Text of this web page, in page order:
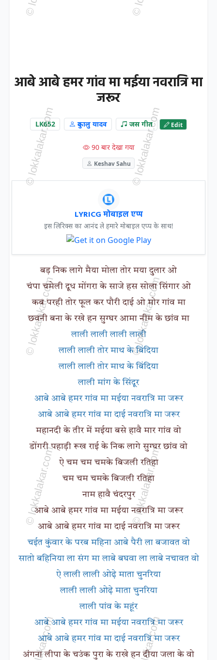
आबे आबे हमर गांव मा मईया नवरात्रि मा
जरूर
LK652 दुकालु यादव जस गीत Edit
90 बार देखा गया
Keshav Sahu
LYRICG मोबाइल एप्प
इस लिरिक्स का आनंद ले हमारे मोबाइल एप्प के साथ!
बड़ निक लागे मैया मोला तोर मया दुलार ओ
चंपा चमेली दूध मोंगरा के साजे हस सोला सिंगार ओ
कब परही तोर फूल कर पौरी दाई ओ मोर गांव मा
छवनी बना के रखे हन सुग्घर आमा नीम के छांव मा
लाली लाली लाली लाली
लाली लाली तोर माथ के बिंदिया
लाली लाली तोर माथ के बिंदिया
लाली मांग के सिंदूर
आबे आबे हमर गांव मा मईया नवरात्रि मा जरूर
आबे आबे हमर गांव मा दाई नवरात्रि मा जरूर
महानदी के तीर में मईया बसे हावै मार गांव वो
डोंगरी पहाड़ी रूख राई के निक लागे सुग्घर छांव वो
ऐ चम चम चमके बिजली रतिहा
चम चम चमके बिजली रतिहा
नाम हावै चंदरपुर
आबे आबे हमर गांव मा मईया नवरात्रि मा जरूर
आबे आबे हमर गांव मा दाई नवरात्रि मा जरूर
चईत कुंवार के परब महिना आबे पैरी ला बजावत वो
सातो बहिनिया ला संग मा लाबे बघवा ला लाबे नचावत वो
ऐ लाली लाली ओढ़े माता चुनरिया
लाली लाली ओढ़े माता चुनरिया
लाली पांव के महूंर
आबे आबे हमर गांव मा मईया नवरात्रि मा जरूर
आबे आबे हमर गांव मा दाई नवरात्रि मा जरूर
अंगना लीपा के चउंक पुरा के राखे हन दीया जला के वो